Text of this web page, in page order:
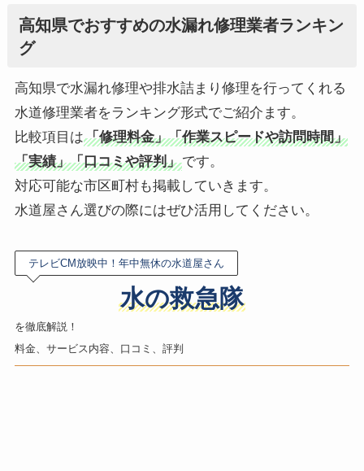
高知県でおすすめの水漏れ修理業者ランキン
グ
高知県で水漏れ修理や排水詰まり修理を行ってくれる
水道修理業者をランキング形式でご紹介ます。
比較項目は「修理料金」「作業スピードや訪問時間」
「実績」「口コミや評判」です。
対応可能な市区町村も掲載していきます。
水道屋さん選びの際にはぜひ活用してください。
テレビCM放映中！年中無休の水道屋さん
水の救急隊
を徹底解説！
料金、サービス内容、口コミ、評判